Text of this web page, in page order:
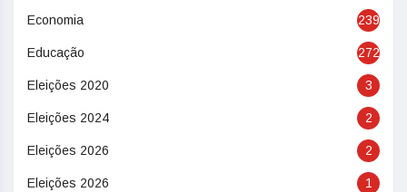
Economia 239
Educação 272
Eleições 2020 3
Eleições 2024 2
Eleições 2026 2
Eleições 2026 1